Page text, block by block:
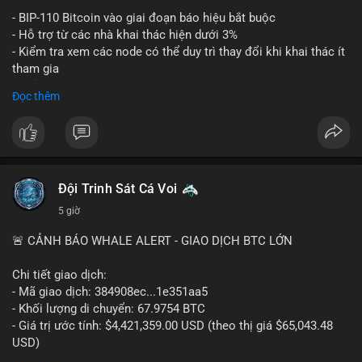
Lời khuyên: Nhà đầu tư nhỏ lẻ nên thận trọng quan sát biến
động thanh khoản trong 24-48 giờ tới. Tránh hành động theo
cảm xúc, hãy chờ xác nhận điểm đến của số BTC này trước khi
điều chỉnh vị thế.
#556btc #36trusd
- BIP-110 Bitcoin vào giai đoạn báo hiệu bắt buộc
- Hỗ trợ từ các nhà khai thác hiện dưới 3%
- Kiểm tra xem các node có thể duy trì thay đổi khi khai thác ít
tham gia
#vlikevn #titanbot
📰 Nguồn: Cointelegraph
Đọc thêm
Đội Trinh Sát Cá Voi
5 giờ
🚨 CẢNH BÁO WHALE ALERT - GIAO DỊCH BTC LỚN
Chi tiết giao dịch:
- Mã giao dịch: 384908ec...1e351aa5
- Khối lượng di chuyển: 67.9754 BTC
- Giá trị ước tính: $4,421,359.00 USD (theo thị giá $65,043.48
USD)